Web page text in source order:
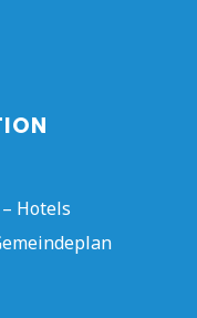
Hotels